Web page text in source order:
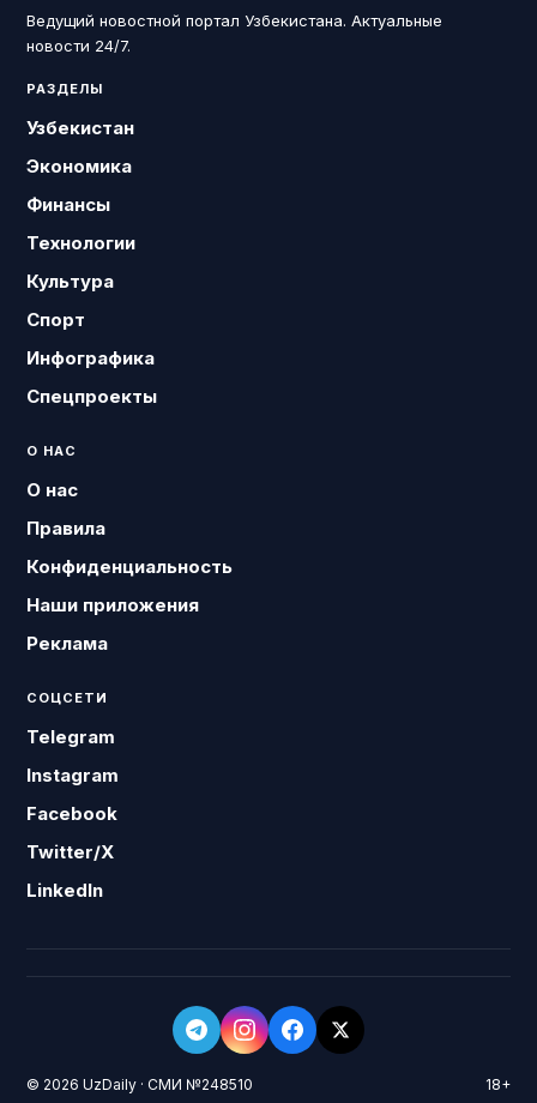
Ведущий новостной портал Узбекистана. Актуальные
новости 24/7.
РАЗДЕЛЫ
Узбекистан
Экономика
Финансы
Технологии
Культура
Спорт
Инфографика
Спецпроекты
О НАС
О нас
Правила
Конфиденциальность
Наши приложения
Реклама
СОЦСЕТИ
Telegram
Instagram
Facebook
Twitter/X
LinkedIn
© 2026 UzDaily · СМИ №248510 18+